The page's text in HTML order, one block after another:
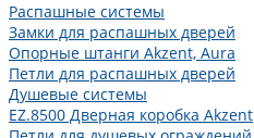
Распашные системы
Замки для распашных дверей
Опорные штанги Akzent, Aura
Петли для распашных дверей
Душевые системы
EZ.8500 Дверная коробка Akzent